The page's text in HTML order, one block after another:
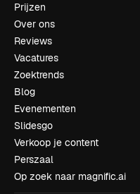
Prijzen
Over ons
Reviews
Vacatures
Zoektrends
Blog
Evenementen
Slidesgo
Verkoop je content
Perszaal
Op zoek naar magnific.ai